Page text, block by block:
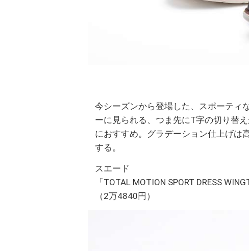
今シーズンから登場した、スポーティ
ーに見られる、つま先にT字の切り替
におすすめ。グラデーション仕上げは
する。
スエード
「TOTAL MOTION SPORT DRESS
（2万4840円）